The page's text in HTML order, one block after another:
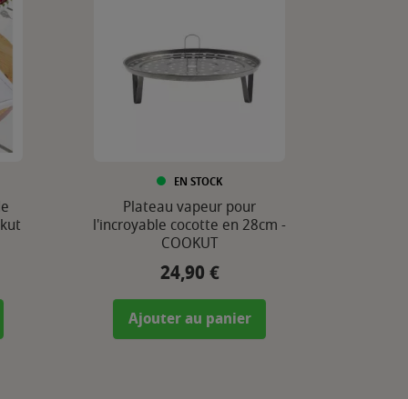
EN STOCK
Plateau vapeur pour
l'incroyable cocotte en 28cm -
COOKUT
Prix
24,90 €
Ajouter au panier